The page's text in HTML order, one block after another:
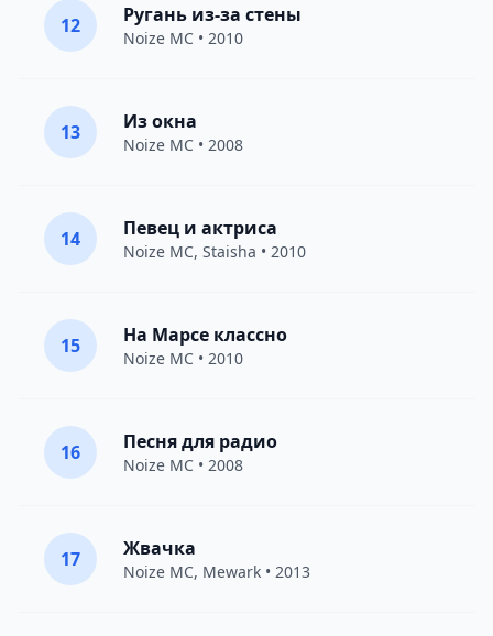
12 Ругань из-за стены
Noize MC • 2010
13 Из окна
Noize MC • 2008
14 Певец и актриса
Noize MC, Staisha • 2010
15 На Марсе классно
Noize MC • 2010
16 Песня для радио
Noize MC • 2008
17 Жвачка
Noize MC, Mewark • 2013